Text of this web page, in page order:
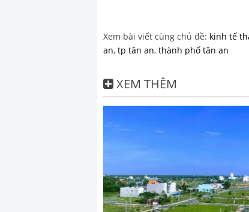
Xem bài viết cùng chủ đề: kinh tế
an, tp tân an, thành phố tân an
XEM THÊM